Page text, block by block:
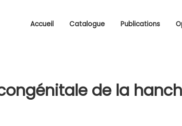
Accueil Catalogue Publications
de la